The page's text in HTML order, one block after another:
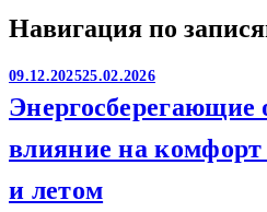
Навигация по
09.12.202525.02.2026
Энергосберегающие
влияние на
и летом